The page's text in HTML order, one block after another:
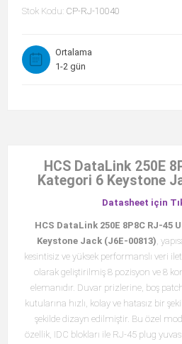
Stok Kodu: CP-RJ-10040
Ortalama
1-2 gün
HCS DataLink 250E
Kategori 6 Keystone
Datasheet için
HCS DataLink 250E 8P8C RJ-45
Keystone Jack (J6E-00813),
kesintisiz ve yüksek performanslı veri
olarak geliştirilmiş 8 pozisyon ve 8
elemanıdır. Duvar prizlerine, boş
kutularına hızlı, kolay ve hatasız bir
şekilde dizayn edilmiştir. Bu özel
özellik, IDC blokları ile RJ-45 plug